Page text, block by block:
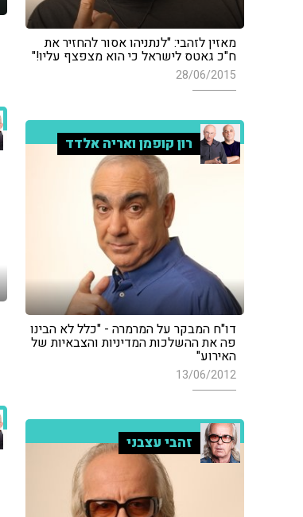
מאזין לזהבי: "לנתניהו אסור להחזיר את
ח"כ גאטס לישראל כי הוא מצפצף עליו!"
28/06/2015
רון קופמן ואריה אלדד
דו"ח המבקר על המרמרה - "כלל לא הבינו
פה את ההשלכות המדיניות והצבאיות של
האירוע"
13/06/2012
זהבי עצבני